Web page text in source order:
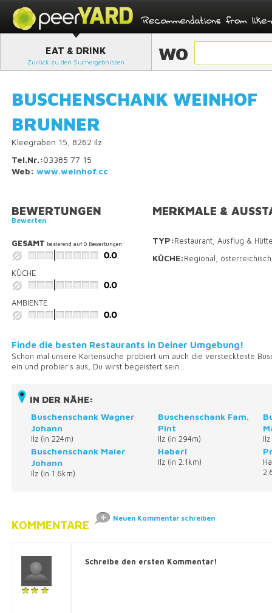
EAT & DRINK
Zurück zu den Suchergebnissen WO
BUSCHENSCHANK WEINHOF
BRUNNER
Kleegraben 15, 8262 Ilz
Tel.Nr.:03385 77 15
Web: www.weinhof.cc
BEWERTUNGEN
Bewerten
GESAMT basierend auf 0 Bewertungen
KÜCHE
AMBIENTE
MERKMALE &
TYP: Restaurant, Ausflug &
KÜCHE: Regional, österreichisch
Finde die besten Restaurants in Deiner Umgebung!
Schon mal unsere Kartensuche probiert um auch die versteckteste
ein und probier's aus, Du wirst begeistert sein...
IN DER NÄHE:
Buschenschank Wagner
Johann
Ilz (in 224m)
Buschenschank Fam.
Pint
Ilz (in 294m)
Buschenschank Maier
Johann
Ilz (in 1.6km)
Haberl
Ilz (in 2.1km)
KOMMENTARE Neuen Kommentar schreiben
Schreibe den ersten Kommentar!